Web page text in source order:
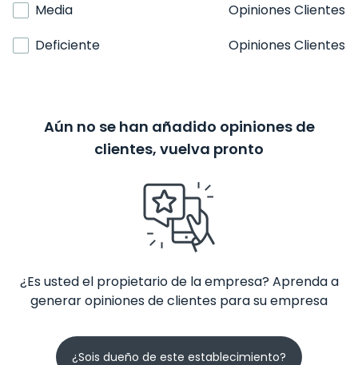
Media
Opiniones Clientes
Deficiente
Opiniones Clientes
Aún no se han añadido opiniones de
clientes, vuelva pronto
¿Es usted el propietario de la empresa? Aprenda a
generar opiniones de clientes para su empresa
¿Sois dueño de este establecimiento?